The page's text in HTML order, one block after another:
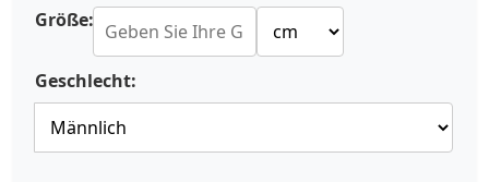
Größe:
Geschlecht: